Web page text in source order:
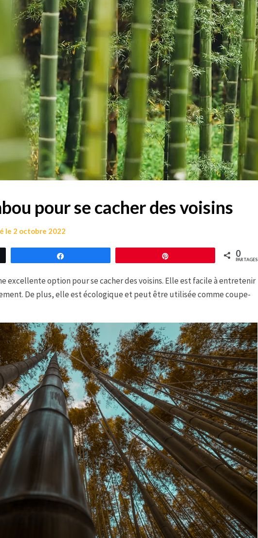
pour se cacher des voisins
le 2 octobre 2022
0
PARTAGES
excellente option pour se cacher des voisins. Elle est facile à entretenir
De plus, elle est écologique et peut être utilisée comme coupe-